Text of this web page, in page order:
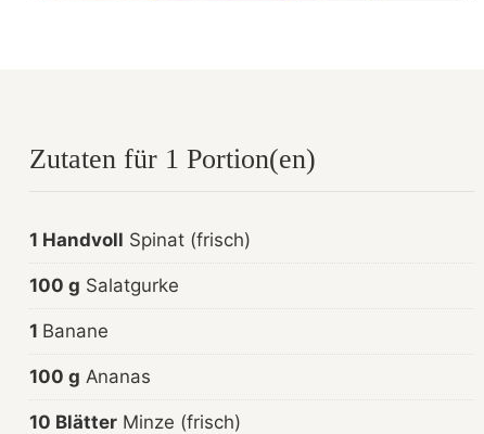
Zutaten für 1 Portion(en)
1 Handvoll Spinat (frisch)
100 g Salatgurke
1 Banane
100 g Ananas
10 Blätter Minze (frisch)